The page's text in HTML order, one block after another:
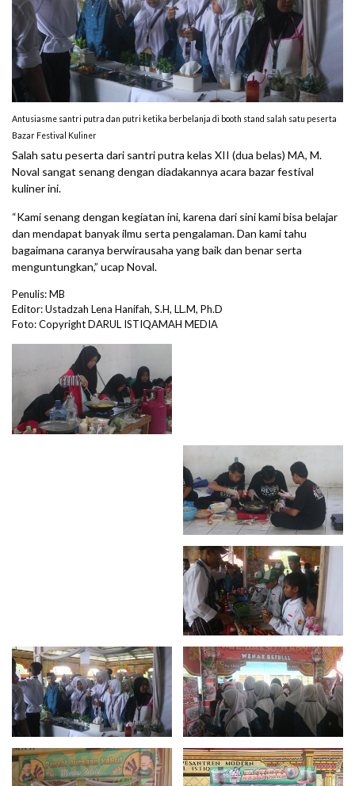
Antusiasme santri putra dan putri ketika berbelanja di booth stand salah satu peserta
Bazar Festival Kuliner
Salah satu peserta dari santri putra kelas XII (dua belas) MA, M.
Noval sangat senang dengan diadakannya acara bazar festival
kuliner ini.
“Kami senang dengan kegiatan ini, karena dari sini kami bisa belajar
dan mendapat banyak ilmu serta pengalaman. Dan kami tahu
bagaimana caranya berwirausaha yang baik dan benar serta
menguntungkan,” ucap Noval.
Penulis: MB
Editor: Ustadzah Lena Hanifah, S.H, LL.M, Ph.D
Foto: Copyright DARUL ISTIQAMAH MEDIA